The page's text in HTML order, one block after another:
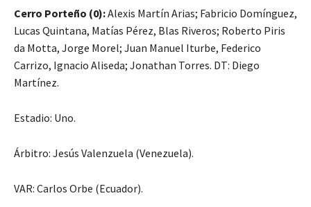
Cerro Porteño (0):Alexis Martín Arias; Fabricio Domínguez,
Lucas Quintana, Matías Pérez, Blas Riveros; Roberto Piris
da Motta, Jorge Morel; Juan Manuel Iturbe, Federico
Carrizo, Ignacio Aliseda; Jonathan Torres. DT: Diego
Martínez.
Estadio: Uno.
Árbitro: Jesús Valenzuela (Venezuela).
VAR: Carlos Orbe (Ecuador).